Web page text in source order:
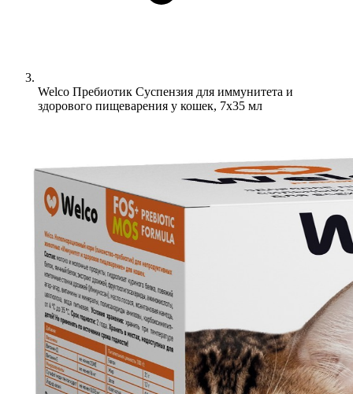
Welco Пребиотик Суспензия для иммунитета и
здорового пищеварения у кошек, 7х35 мл